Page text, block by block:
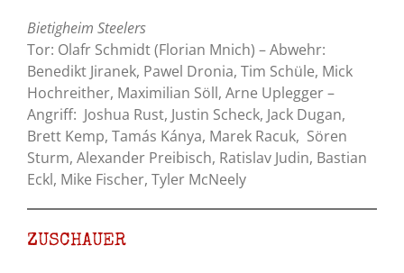
Bietigheim Steelers
Tor: Olafr Schmidt (Florian Mnich) – Abwehr:
Benedikt Jiranek, Pawel Dronia, Tim Schüle, Mick
Hochreither, Maximilian Söll, Arne Uplegger –
Angriff: Joshua Rust, Justin Scheck, Jack Dugan,
Brett Kemp, Tamás Kánya, Marek Racuk, Sören
Sturm, Alexander Preibisch, Ratislav Judin, Bastian
Eckl, Mike Fischer, Tyler McNeely
ZUSCHAUER